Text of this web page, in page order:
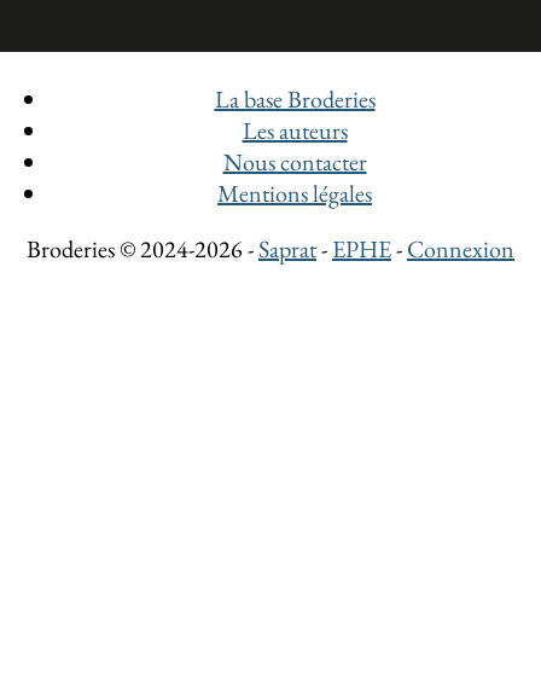
La base Broderies
Les auteurs
Nous contacter
Mentions légales
Broderies © 2024-2026 -Saprat-EPHE-Connexion